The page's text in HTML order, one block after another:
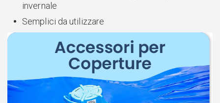
invernale
Semplici da utilizzare